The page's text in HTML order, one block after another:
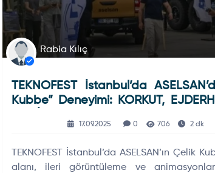
Rabia Kılıç
TEKNOFEST İstanbul’da
Kubbe” Deneyimi: KORKUT,
17.09.2025 0 706 2 dk
TEKNOFEST İstanbul’da ASELSAN’ın Çelik
alanı, ileri görüntüleme ve